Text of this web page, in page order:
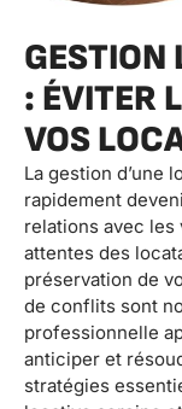
GESTION
: ÉVITER
VOS
La gestion d’une
rapidement
relations avec les
attentes des
préservation de
de conflits sont
professionnelle
anticiper et
stratégies